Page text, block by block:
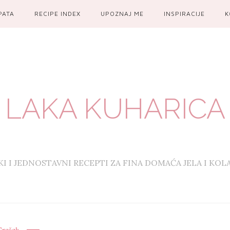
RECIPE INDEX UPOZNAJ ME INSPIRACIJE
LAKA KUHARICA
I JEDNOSTAVNI RECEPTI ZA FINA DOMAĆA JELA I